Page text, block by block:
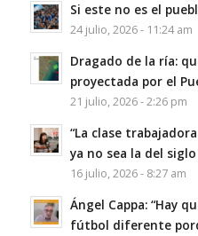
Si este no es el
24 julio, 2026 - 11:24 am
Dragado de la ría:
proyectada por el
21 julio, 2026 - 2:26 pm
“La clase
ya no sea la del siglo
16 julio, 2026 - 8:27 am
Ángel Cappa: “Hay
fútbol diferente